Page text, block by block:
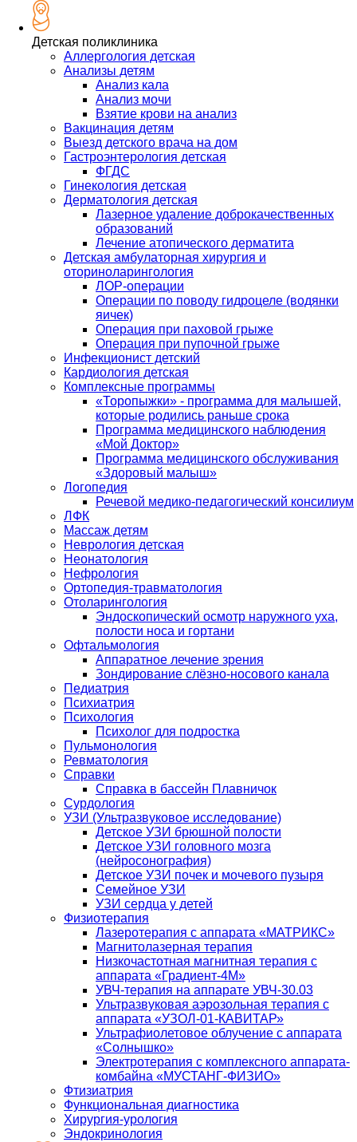
Детская поликлиника
Аллергология детская
Анализы детям
Анализ кала
Анализ мочи
Взятие крови на анализ
Вакцинация детям
Выезд детского врача на дом
Гастроэнтерология детская
ФГДС
Гинекология детская
Дерматология детская
Лазерное удаление доброкачественных
образований
Лечение атопического дерматита
Детская амбулаторная хирургия и
оториноларингология
ЛОР-операции
Операции по поводу гидроцеле (водянки
яичек)
Операция при паховой грыже
Операция при пупочной грыже
Инфекционист детский
Кардиология детская
Комплексные программы
«Торопыжки» - программа для малышей,
которые родились раньше срока
Программа медицинского наблюдения
«Мой Доктор»
Программа медицинского обслуживания
«Здоровый малыш»
Логопедия
Речевой медико-педагогический консилиум
ЛФК
Массаж детям
Неврология детская
Неонатология
Нефрология
Ортопедия-травматология
Отоларингология
Эндоскопический осмотр наружного уха,
полости носа и гортани
Офтальмология
Аппаратное лечение зрения
Зондирование слёзно-носового канала
Педиатрия
Психиатрия
Психология
Психолог для подростка
Пульмонология
Ревматология
Справки
Справка в бассейн Плавничок
Сурдология
УЗИ (Ультразвуковое исследование)
Детское УЗИ брюшной полости
Детское УЗИ головного мозга
(нейросонография)
Детское УЗИ почек и мочевого пузыря
Семейное УЗИ
УЗИ сердца у детей
Физиотерапия
Лазеротерапия с аппарата «МАТРИКС»
Магнитолазерная терапия
Низкочастотная магнитная терапия с
аппарата «Градиент-4М»
УВЧ-терапия на аппарате УВЧ-30.03
Ультразвуковая аэрозольная терапия с
аппарата «УЗОЛ-01-КАВИТАР»
Ультрафиолетовое облучение с аппарата
«Солнышко»
Электротерапия с комплексного аппарата-
комбайна «МУСТАНГ-ФИЗИО»
Фтизиатрия
Функциональная диагностика
Хирургия-урология
Эндокринология